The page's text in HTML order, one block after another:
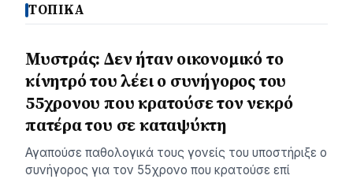
ΤΟΠΙΚΑ
Μυστράς: Δεν ήταν οικονομικό το
κίνητρό του λέει ο συνήγορος του
55χρονου που κρατούσε τον νεκρό
πατέρα του σε καταψύκτη
Αγαπούσε παθολογικά τους γονείς του υποστήριξε ο
συνήγορος για τον 55χρονο που κρατούσε επί